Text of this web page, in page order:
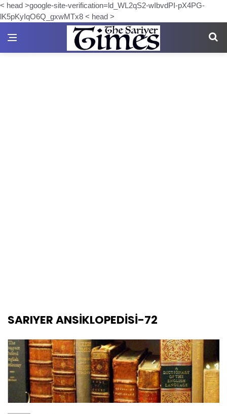
< head >google-site-verification=ld_WL2qS2-wIbvdPI-pX4PG-
lK5pKyIqO6Q_gxwMTx8 < head >
SARIYER ANSİKLOPEDİSİ-72